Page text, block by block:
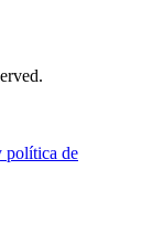
política de